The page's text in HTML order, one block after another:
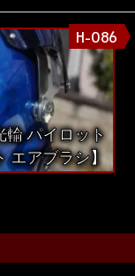
H-086
輪 パイロット
エアブラシ】